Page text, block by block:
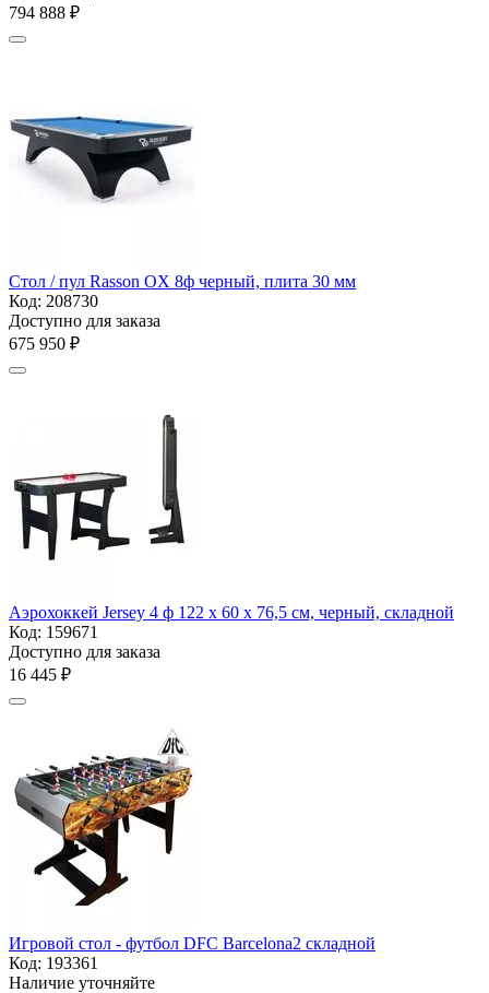
794 888 ₽
Стол / пул Rasson OX 8ф черный, плита 30 мм
Код: 208730
Доступно для заказа
675 950 ₽
Аэрохоккей Jersey 4 ф 122 х 60 х 76,5 см, черный, складной
Код: 159671
Доступно для заказа
16 445 ₽
Игровой стол - футбол DFC Barcelona2 складной
Код: 193361
Наличие уточняйте